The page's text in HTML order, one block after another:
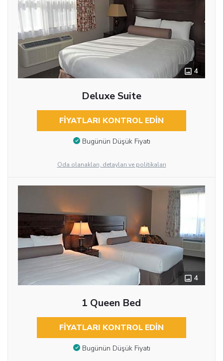
4
Deluxe Suite
FIYATLARI KONTROL EDIN
Bugünün Düşük Fiyatı
Oda olanakları, detayları ve politikaları
4
1 Queen Bed
FIYATLARI KONTROL EDIN
Bugünün Düşük Fiyatı